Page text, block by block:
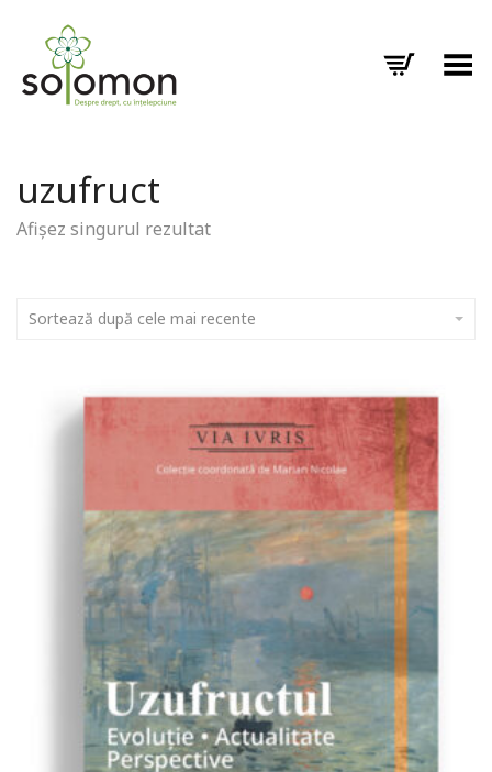
Toggle Menu
uzufruct
Afișez singurul rezultat
Sortează după cele mai recente